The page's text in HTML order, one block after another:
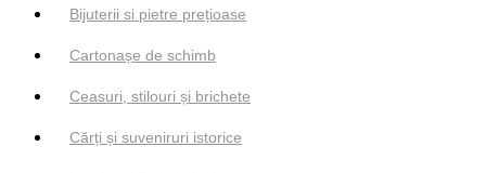
Bijuterii si pietre prețioase
Cartonașe de schimb
Ceasuri, stilouri și brichete
Cărți și suveniruri istorice